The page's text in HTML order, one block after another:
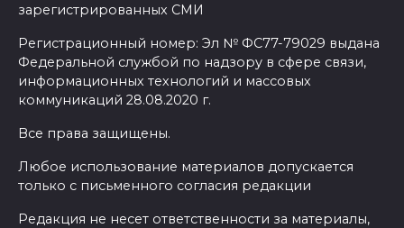
зарегистрированных СМИ
Регистрационный номер: Эл № ФС77-79029 выдана
Федеральной службой по надзору в сфере связи,
информационных технологий и массовых
коммуникаций 28.08.2020 г.
Все права защищены.
Любое использование материалов допускается
только с письменного согласия редакции
Редакция не несет ответственности за материалы,